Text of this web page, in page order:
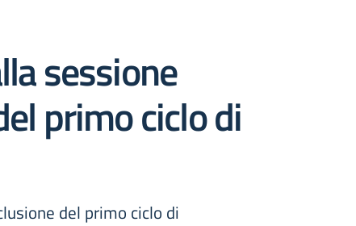
sessione
primo ciclo di
del primo ciclo di